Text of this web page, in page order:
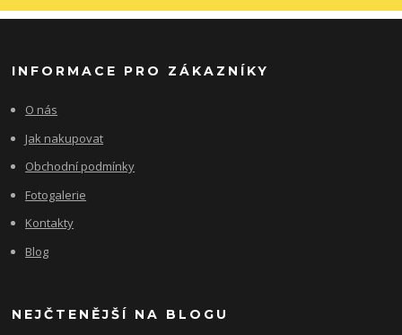
INFORMACE PRO ZÁKAZNÍKY
O nás
Jak nakupovat
Obchodní podmínky
Fotogalerie
Kontakty
Blog
NEJČTENĚJŠÍ NA BLOGU